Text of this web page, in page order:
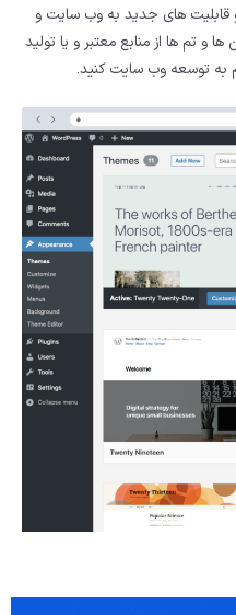
قابلیت های جدید به وب سایت و
و تم ها از منابع معتبر و یا تولید
به توسعه وب سایت کنید.